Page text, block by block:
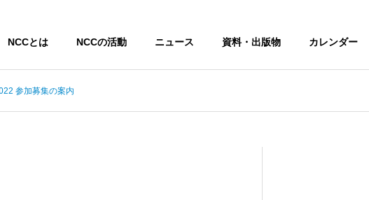
NCCとは NCCの活動 ニュース 資料・出版物 カレンダー
参加募集の案内